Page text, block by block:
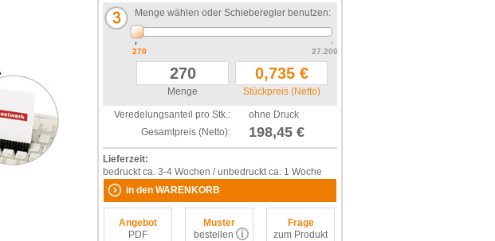
Menge wählen oder Schieberegler benutzen:
270 27.200
Menge Stückpreis (Netto)
Veredelungsanteil pro Stk.:
ohne Druck
Gesamtpreis (Netto):
198,45 €
Lieferzeit:
bedruckt ca. 3-4 Wochen / unbedruckt ca. 1 Woche
in den WARENKORB
Angebot
PDF
Muster
bestellen
Frage
zum Produkt